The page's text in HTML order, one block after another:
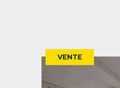
VENTE